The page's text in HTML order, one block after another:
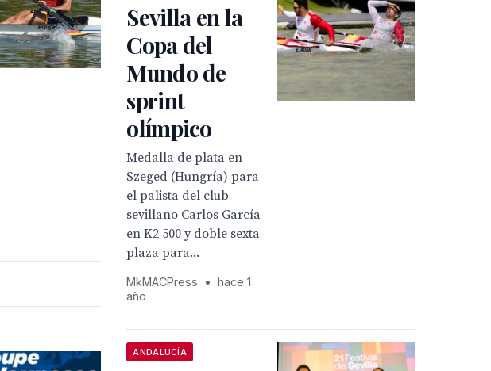
Sevilla en la
Copa del
Mundo de
sprint
olímpico
Medalla de plata en
Szeged (Hungría) para
el palista del club
sevillano Carlos García
en K2 500 y doble sexta
plaza para...
MkMACPress •
hace 1
año
ANDALUCÍA